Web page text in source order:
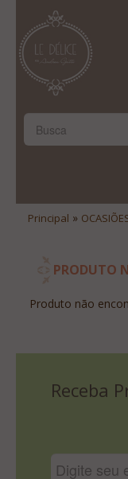
Principal »
PRODUTO
Produto não
Receba